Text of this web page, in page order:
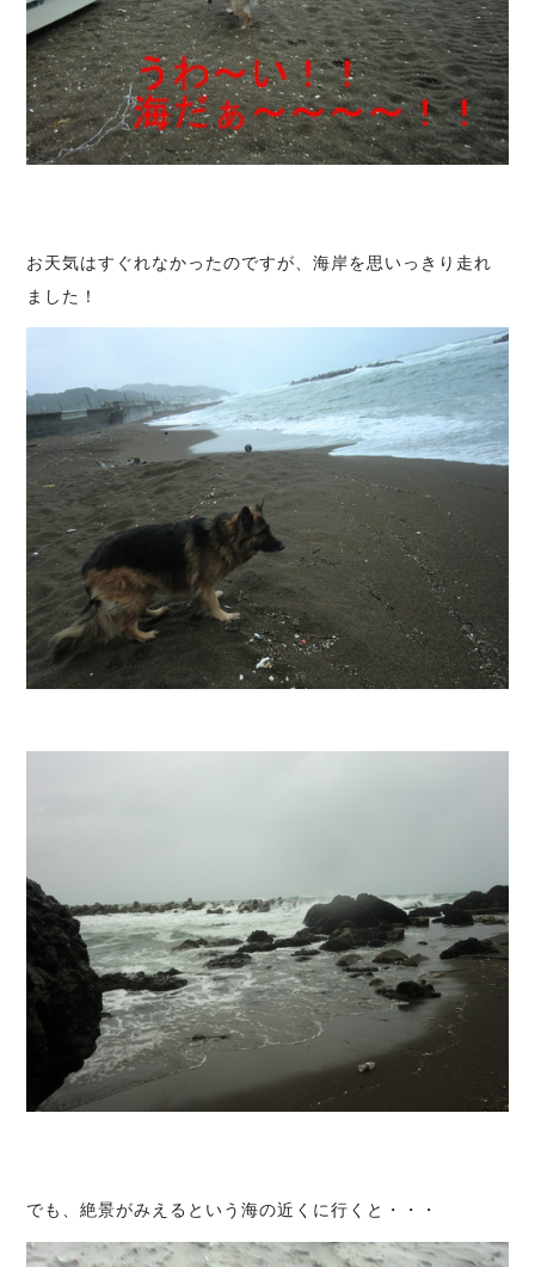
お天気はすぐれなかったのですが、海岸を思いっきり走れ
ました！
でも、絶景がみえるという海の近くに行くと・・・